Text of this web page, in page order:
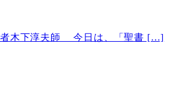
者木下淳夫師 今日は、「聖書 […]